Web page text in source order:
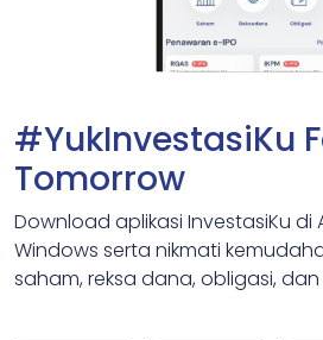
#YukInvestasiKu
Tomorrow
Download aplikasi InvestasiKu di
Windows serta nikmati
saham, reksa dana, obligasi,